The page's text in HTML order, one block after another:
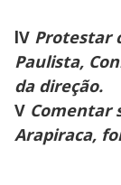
lV Protestar
Paulista,
da direção.
V Comentar
Arapiraca,